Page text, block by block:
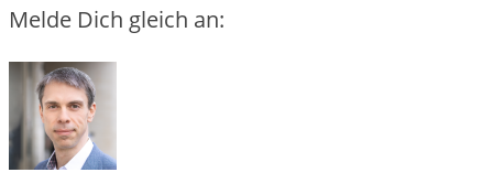
Melde Dich gleich an: